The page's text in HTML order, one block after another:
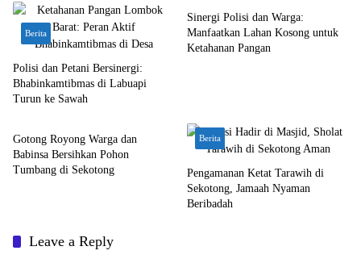
Berita
Polisi dan Petani Bersinergi:
Bhabinkamtibmas di Labuapi
Turun ke Sawah
Sinergi Polisi dan Warga:
Manfaatkan Lahan Kosong untuk
Ketahanan Pangan
Bali Nusra
Gotong Royong Warga dan
Babinsa Bersihkan Pohon
Tumbang di Sekotong
Berita
Pengamanan Ketat Tarawih di
Sekotong, Jamaah Nyaman
Beribadah
Leave a Reply